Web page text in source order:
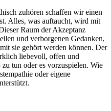
zuhören schaffen wir einen
Alles, was auftaucht, wird mit
Raum der Akzeptanz
und verborgenen Gedanken,
sie gehört werden können. Der
liebevoll, offen und
tun oder es vorzuspielen. Wie
oder eigene